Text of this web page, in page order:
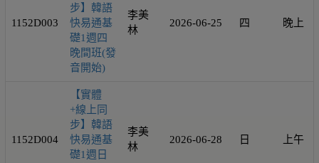
1152D003
步】韓語
快易通基
礎1週四
晚間班(發
音開始)
李美
林
2026-06-25 四 晚上
1152D004
【實體
+線上同
步】韓語
快易通基
礎1週日
李美
林
2026-06-28 日 上午